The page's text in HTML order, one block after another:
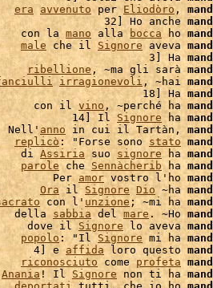
era avvenuto per Eliodòro ,
32] Ho anche
con la mano alla bocca ho
male che il Signore aveva
3] Ha
ribellione , ~ma gli sarà
irragionevoli, ~hai
18] Ha
con il vino, ~perché ha
14] Il Signore ha
anno in cui il Tartàn,
replicò : "Forse sono stato
di Assiria suo signore ha
parole che Sennàcherib ha
Per amor vostro l'ho
Ora il Signore Dio ~ha
con l' unzione ; ~mi ha
della sabbia del mare . ~Ho
dove il Signore lo aveva
popolo: "Il Signore mi ha
4] e affida loro questo
riconosciuto come profeta
Anania ! Il Signore non ti ha